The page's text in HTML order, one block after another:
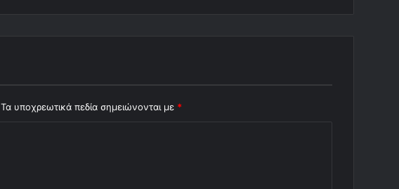
Τα υποχρεωτικά πεδία σημειώνονται με *